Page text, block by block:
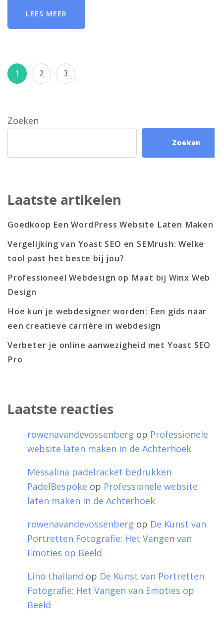
LEES MEER
Berichten
paginering
Pagina
1 Pagina
2 Pagina
3
Zoeken
Zoeken
Laatste artikelen
Goedkoop Een WordPress Website Laten Maken
Vergelijking van Yoast SEO en SEMrush: Welke
tool past het beste bij jou?
Professioneel Webdesign op Maat bij Winx Web
Design
Hoe kun je webdesigner worden: Een gids naar
een creatieve carrière in webdesign
Verbeter je online aanwezigheid met Yoast SEO
Pro
Laatste reacties
rowenavandevossenberg op Professionele
website laten maken in de Achterhoek
Messalina padelracket bedrukken
PadelBespoke op Professionele website
laten maken in de Achterhoek
rowenavandevossenberg op De Kunst van
Portretten Fotografie: Het Vangen van
Emoties op Beeld
Lino thailand op De Kunst van Portretten
Fotografie: Het Vangen van Emoties op
Beeld